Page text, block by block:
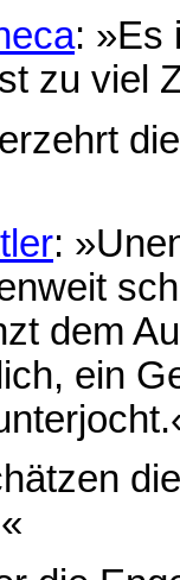
: »Es
zu viel
:
dem
ein